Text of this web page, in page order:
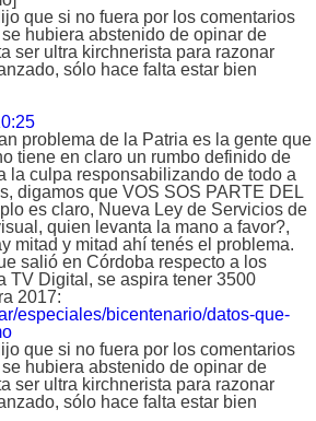
que si no fuera por los comentarios
hubiera abstenido de opinar de
ser ultra kirchnerista para razonar
sólo hace falta estar bien
problema de la Patria es la gente que
tiene en claro un rumbo definido de
la culpa responsabilizando de todo a
digamos que VOS SOS PARTE DEL
es claro, Nueva Ley de Servicios de
quien levanta la mano a favor?,
mitad y mitad ahí tenés el problema.
salió en Córdoba respecto a los
TV Digital, se aspira tener 3500
2017:
especiales/bicentenario/datos-que-
que si no fuera por los comentarios
hubiera abstenido de opinar de
ser ultra kirchnerista para razonar
sólo hace falta estar bien